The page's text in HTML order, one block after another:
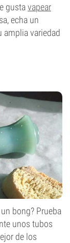
gustavapear
echa un
amplia variedad
bong? Prueba
unos tubos
de los